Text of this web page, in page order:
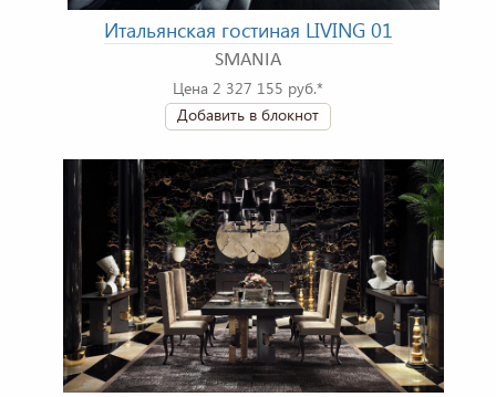
Итальянская гостиная LIVING 01
SMANIA
Цена 2 327 155 руб.*
Добавить в блокнот